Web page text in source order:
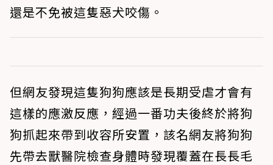
還是不免被這隻惡犬咬傷。
但網友發現這隻狗狗應該是長期受虐才會有
這樣的應激反應，經過一番功夫後終於將狗
狗抓起來帶到收容所安置，該名網友將狗狗
先帶去獸醫院檢查身體時發現覆蓋在長長毛